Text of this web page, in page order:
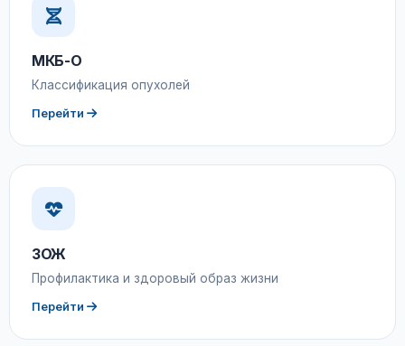
МКБ-О
Классификация опухолей
Перейти
ЗОЖ
Профилактика и здоровый образ жизни
Перейти